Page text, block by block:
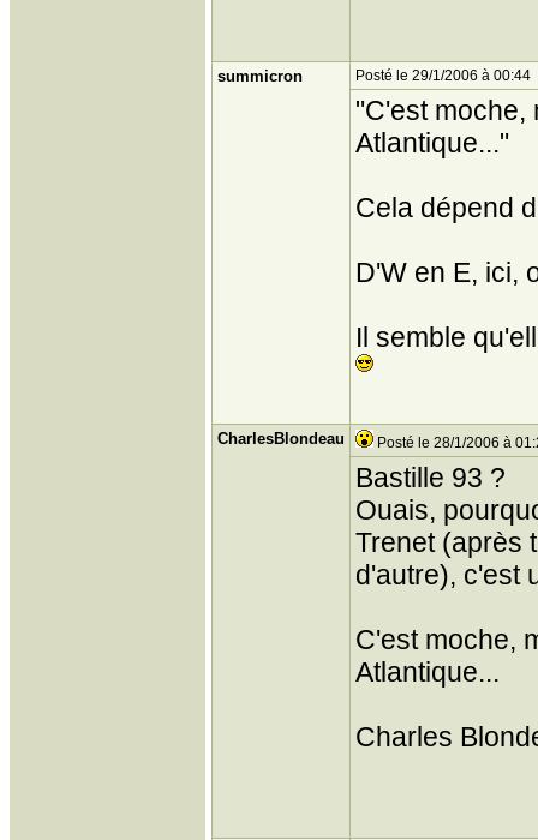
summicron Posté le 29/1/2006 à 00:44
"C'est moche,
Atlantique..."
Cela dépend
D'W en E, ici,
Il semble
CharlesBlondeau Posté le 28/1/2006 à
Bastille 93 ?
Ouais,
Trenet (après
d'autre), c'est
C'est moche,
Atlantique...
Charles